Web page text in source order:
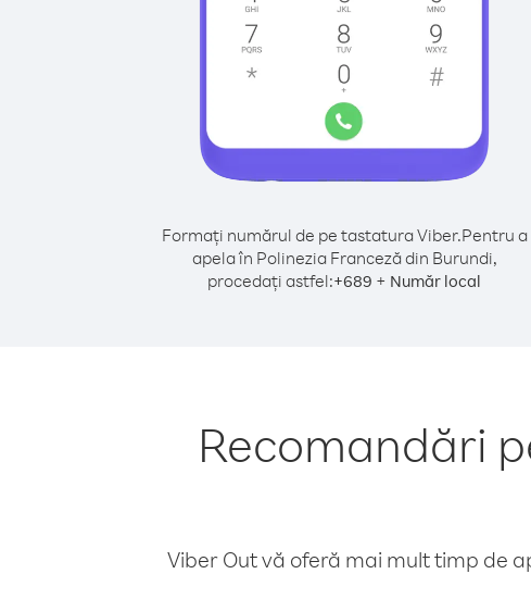
Formați numărul de pe tastatura Viber.Pentru a
apela în Polinezia Franceză din Burundi,
procedați astfel:+689 + Număr local
Recomandări
Viber Out vă oferă mai mult timp de